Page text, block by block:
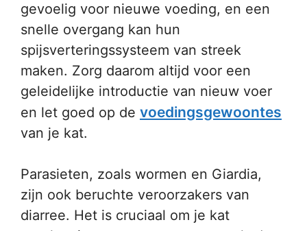
gevoelig voor nieuwe voeding, en een
snelle overgang kan hun
spijsverteringssysteem van streek
maken. Zorg daarom altijd voor een
geleidelijke introductie van nieuw voer
en let goed op de voedingsgewoontes
van je kat.
Parasieten, zoals wormen en Giardia,
zijn ook beruchte veroorzakers van
diarree. Het is cruciaal om je kat